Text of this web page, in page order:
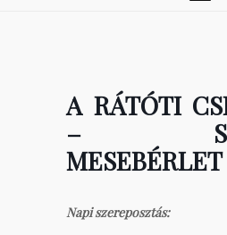
A RÁTÓTI
–
MESEBÉRLET
Napi szereposztás: